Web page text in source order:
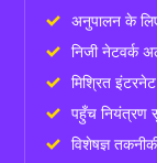
अनुपालन के लिए
निजी नेटवर्क
मिश्रित इंटरनेट
पहुँच नियंत्रण
विशेषज्ञ